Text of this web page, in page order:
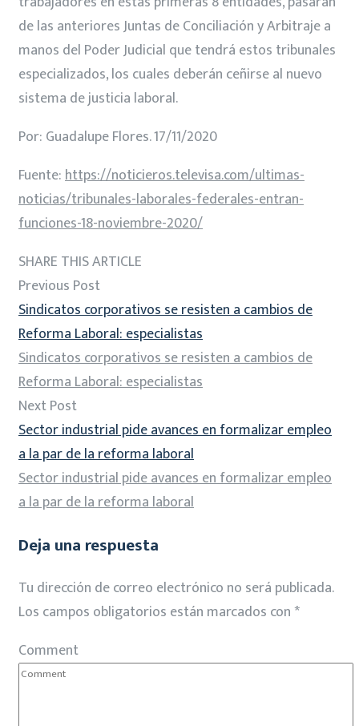
de las anteriores Juntas de Conciliación y Arbitraje a
manos del Poder Judicial que tendrá estos tribunales
especializados, los cuales deberán ceñirse al nuevo
sistema de justicia laboral.
Por: Guadalupe Flores. 17/11/2020
Fuente:https://noticieros.televisa.com/ultimas-
noticias/tribunales-laborales-federales-entran-
funciones-18-noviembre-2020/
SHARE THIS ARTICLE
Previous Post
Sindicatos corporativos se resisten a cambios de
Reforma Laboral: especialistas
Sindicatos corporativos se resisten a cambios de
Reforma Laboral: especialistas
Next Post
Sector industrial pide avances en formalizar empleo
a la par de la reforma laboral
Sector industrial pide avances en formalizar empleo
a la par de la reforma laboral
Deja una respuesta
Tu dirección de correo electrónico no será publicada.
Los campos obligatorios están marcados con *
Comment